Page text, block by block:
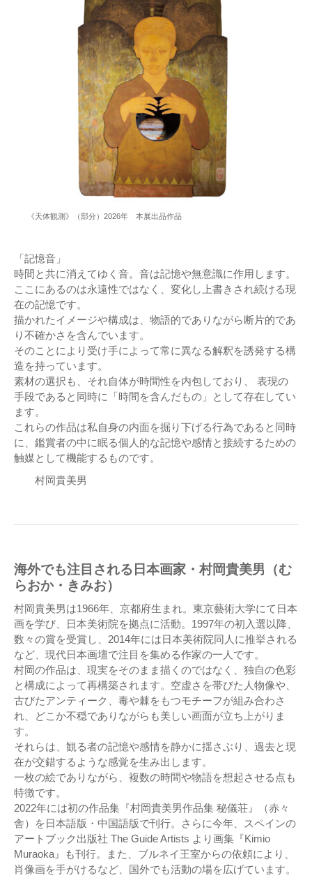
《天体観測》（部分）2026年 本展出品作品
「記憶音」
時間と共に消えてゆく音。音は記憶や無意識に作用します。
ここにあるのは永遠性ではなく、変化し上書きされ続ける現
在の記憶です。
描かれたイメージや構成は、物語的でありながら断片的であ
り不確かさを含んでいます。
そのことにより受け手によって常に異なる解釈を誘発する構
造を持っています。
素材の選択も、それ自体が時間性を内包しており、 表現の
手段であると同時に「時間を含んだもの」として存在してい
ます。
これらの作品は私自身の内面を掘り下げる行為であると同時
に、鑑賞者の中に眠る個人的な記憶や感情と接続するための
触媒として機能するものです。
村岡貴美男
海外でも注目される日本画家・村岡貴美男（む
らおか・きみお）
村岡貴美男は1966年、京都府生まれ。東京藝術大学にて日本
画を学び、日本美術院を拠点に活動。1997年の初入選以降、
数々の賞を受賞し、2014年には日本美術院同人に推挙される
など、現代日本画壇で注目を集める作家の一人です。
村岡の作品は、現実をそのまま描くのではなく、独自の色彩
と構成によって再構築されます。空虚さを帯びた人物像や、
古びたアンティーク、毒や棘をもつモチーフが組み合わさ
れ、どこか不穏でありながらも美しい画面が立ち上がりま
す。
それらは、観る者の記憶や感情を静かに揺さぶり、過去と現
在が交錯するような感覚を生み出します。
一枚の絵でありながら、複数の時間や物語を想起させる点も
特徴です。
2022年には初の作品集『村岡貴美男作品集 秘儀荘』（赤々
舎）を日本語版・中国語版で刊行。さらに今年、スペインの
アートブック出版社 The Guide Artists より画集『Kimio
Muraoka』も刊行。また、ブルネイ王室からの依頼により、
肖像画を手がけるなど、国外でも活動の場を広げています。